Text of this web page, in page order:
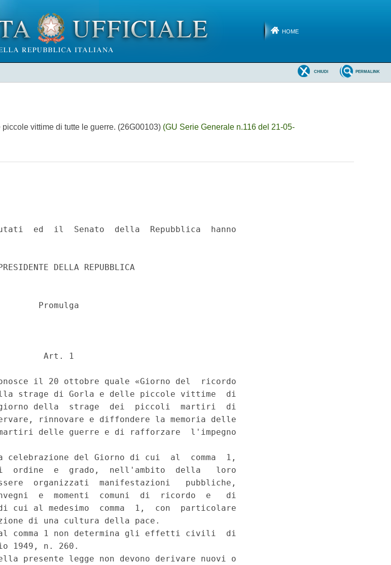
HOME
PERMALINK
CHIUDI
vittime di tutte le guerre. (26G00103) (GU Serie Generale n.116 del 21-05-